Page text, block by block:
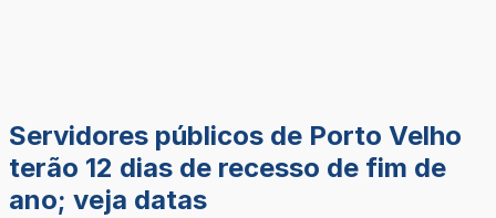
Servidores públicos de Porto Velho
terão 12 dias de recesso de fim de
ano; veja datas